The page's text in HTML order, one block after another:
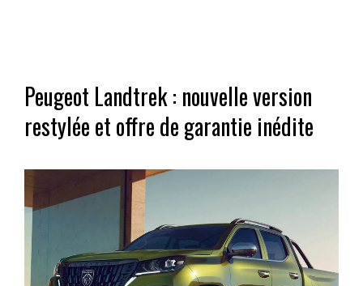
Peugeot Landtrek : nouvelle version
restylée et offre de garantie inédite